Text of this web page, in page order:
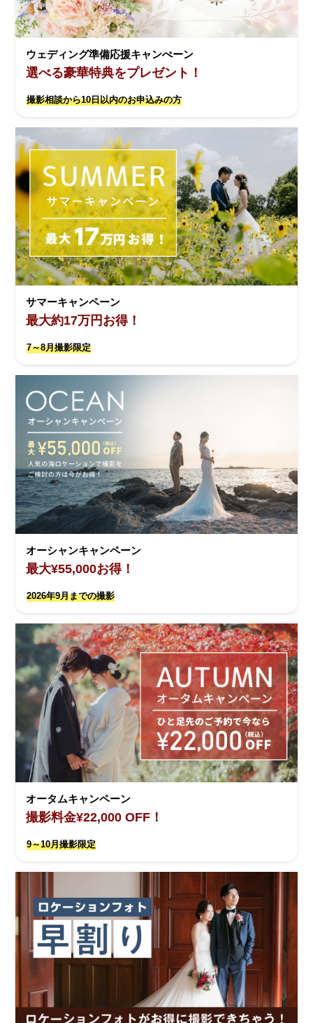
ウェディング準備応援キャンぺーン
選べる豪華特典をプレゼント！
撮影相談から10日以内のお申込みの方
サマーキャンペーン
最大約17万円お得！
7～8月撮影限定
オーシャンキャンペーン
最大¥55,000お得！
2026年9月までの撮影
オータムキャンペーン
撮影料金¥22,000 OFF！
9～10月撮影限定